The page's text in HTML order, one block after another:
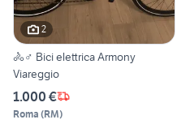
2
🚴♂️ Bici elettrica Armony
Viareggio
1.000 €
Roma (RM)